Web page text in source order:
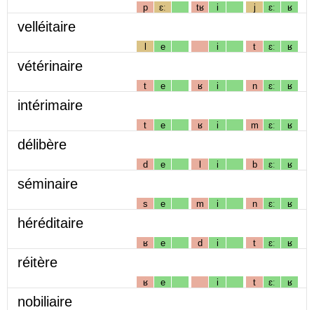
p ɛː tʁ i j ɛː ʁ
velléitaire
l e i t ɛː ʁ
vétérinaire
t e ʁ i n ɛː ʁ
intérimaire
t e ʁ i m ɛː ʁ
délibère
d e l i b ɛː ʁ
séminaire
s e m i n ɛː ʁ
héréditaire
ʁ e d i t ɛː ʁ
réitère
ʁ e i t ɛː ʁ
nobiliaire